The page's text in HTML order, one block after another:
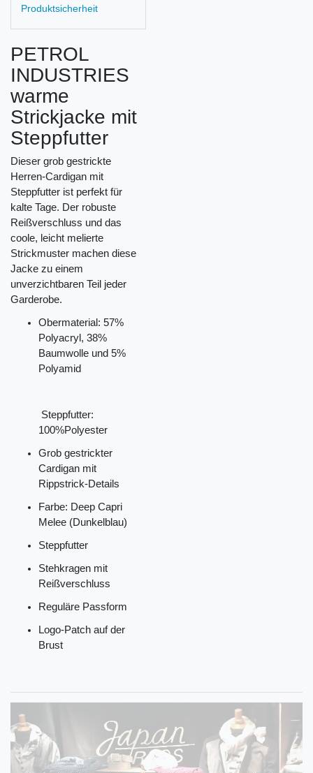
Produktsicherheit
PETROL
INDUSTRIES
warme
Strickjacke mit
Steppfutter
Dieser grob gestrickte
Herren-Cardigan mit
Steppfutter ist perfekt für
kalte Tage. Der robuste
Reißverschluss und das
coole, leicht melierte
Strickmuster machen diese
Jacke zu einem
unverzichtbaren Teil jeder
Garderobe.
Obermaterial: 57%
Polyacryl, 38%
Baumwolle und 5%
Polyamid
Steppfutter:
Grob gestrickter
Cardigan mit
Rippstrick-Details
Farbe: Deep Capri
Melee (Dunkelblau)
Steppfutter
Stehkragen mit
Reißverschluss
Reguläre Passform
Logo-Patch auf der
Brust